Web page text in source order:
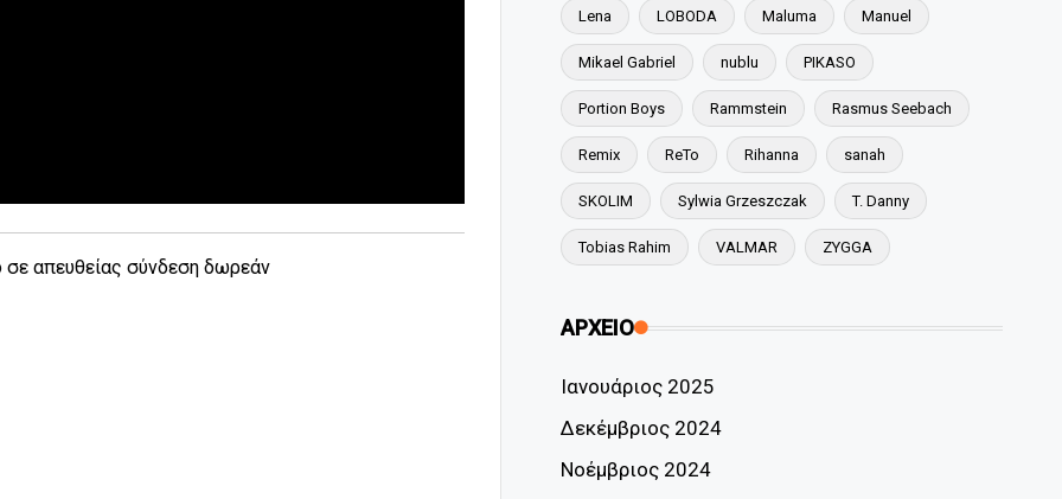
σε απευθείας σύνδεση δωρεάν
Lena LOBODA Maluma Manuel
Mikael Gabriel nublu PIKASO
Portion Boys Rammstein Rasmus Seebach
Remix ReTo Rihanna sanah
SKOLIM Sylwia Grzeszczak T. Danny
Tobias Rahim VALMAR ZYGGA
ΑΡΧΕΙΟ
Ιανουάριος 2025
Δεκέμβριος 2024
Νοέμβριος 2024